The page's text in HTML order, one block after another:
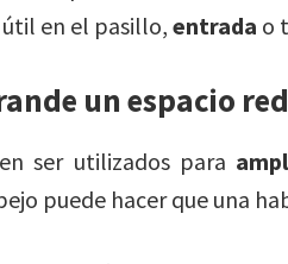
en el pasillo, entrada o
un espacio
ser utilizados para
puede hacer que una